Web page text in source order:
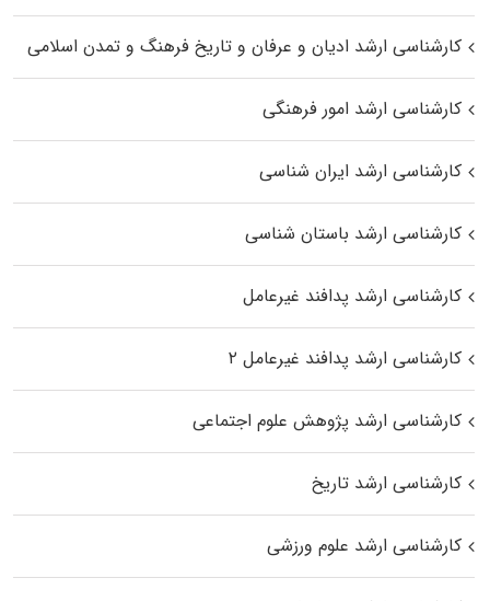
کارشناسی ارشد ادیان و عرفان و تاریخ فرهنگ و تمدن اسلامی
کارشناسی ارشد امور فرهنگی
کارشناسی ارشد ایران شناسی
کارشناسی ارشد باستان شناسی
کارشناسی ارشد پدافند غیرعامل
کارشناسی ارشد پدافند غیرعامل ۲
کارشناسی ارشد پژوهش علوم اجتماعی
کارشناسی ارشد تاریخ
کارشناسی ارشد علوم ورزشی